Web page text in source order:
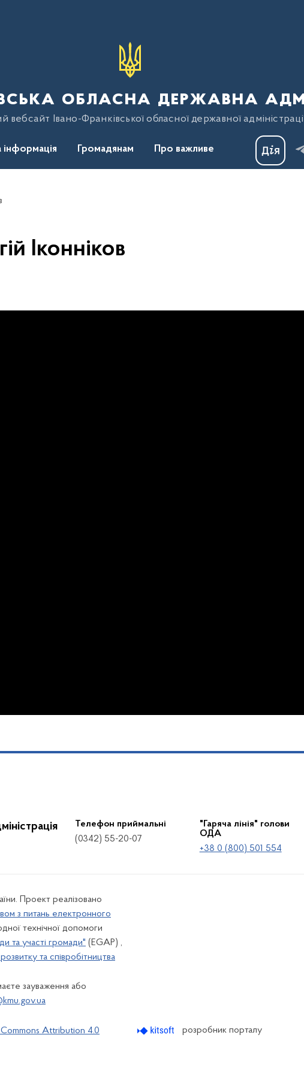
обласна державна
вебсайт Івано-Франківської обласної державної
інформація Громадянам Про важливе
Іконніков
Телефон приймальні
(0342) 55-20-07
"Гаряча лінія" голови
ОДА
+38 0 (800) 501 554
Проект реалізовано
з питань електронного
технічної допомоги
та участі громади" (EGAP) ,
та співробітництва
зауваження або
Attribution 4.0
розробник порталу